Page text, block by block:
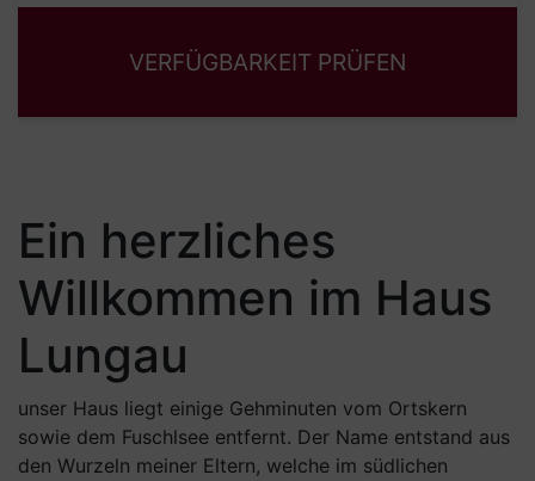
Ein herzliches
Willkommen im Haus
Lungau
unser Haus liegt einige Gehminuten vom Ortskern
sowie dem Fuschlsee entfernt. Der Name entstand aus
den Wurzeln meiner Eltern, welche im südlichen